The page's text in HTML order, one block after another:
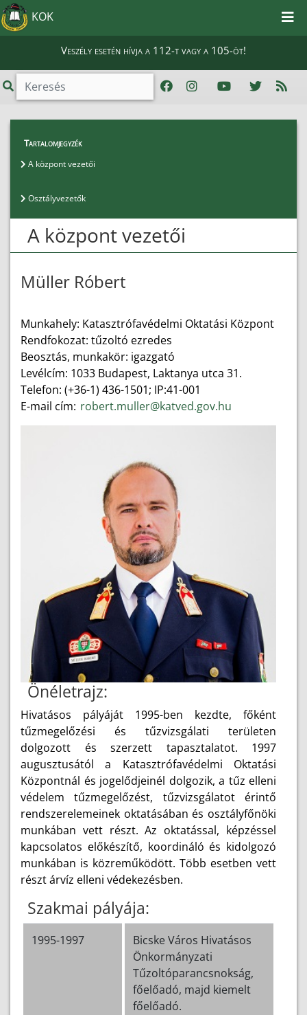
KOK
Veszély esetén hívja a 112-t vagy a 105-öt!
Magunkról
Tartalomjegyzék
A központ vezetői
Osztályvezetők
A központ vezetői
Müller Róbert
Munkahely: Katasztrófavédelmi Oktatási Központ
Rendfokozat: tűzoltó ezredes
Beosztás, munkakör: igazgató
Levélcím: 1033 Budapest, Laktanya utca 31.
Telefon: (+36-1) 436-1501; IP:41-001
E-mail cím: robert.muller@katved.gov.hu
Önéletrajz:
Hivatásos pályáját 1995-ben kezdte, főként
tűzmegelőzési és tűzvizsgálati területen
dolgozott és szerzett tapasztalatot. 1997
augusztusától a Katasztrófavédelmi Oktatási
Központnál és jogelődjeinél dolgozik, a tűz elleni
védelem tűzmegelőzést, tűzvizsgálatot érintő
rendszerelemeinek oktatásában és osztályfőnöki
munkában vett részt. Az oktatással, képzéssel
kapcsolatos előkészítő, koordináló és kidolgozó
munkában is közreműködött. Több esetben vett
részt árvíz elleni védekezésben.
Szakmai pályája:
1995-1997
Bicske Város Hivatásos
Önkormányzati
Tűzoltóparancsnokság,
főelőadó, majd kiemelt
főelőadó.